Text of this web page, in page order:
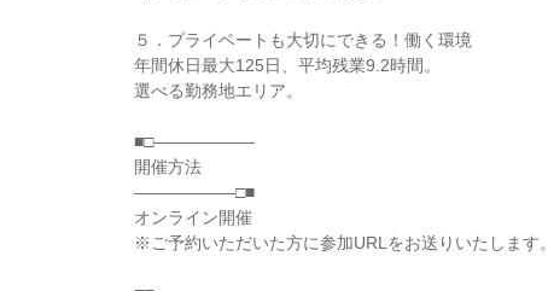
５．プライベートも大切にできる！働く環境
年間休日最大125日、平均残業9.2時間。
選べる勤務地エリア。
■□――――――
開催方法
――――――□■
オンライン開催
※ご予約いただいた方に参加URLをお送りいたします。